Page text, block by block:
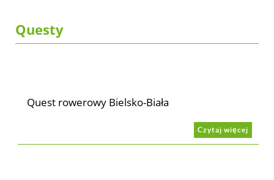
Questy
Quest rowerowy Bielsko-Biała
Czytaj więcej